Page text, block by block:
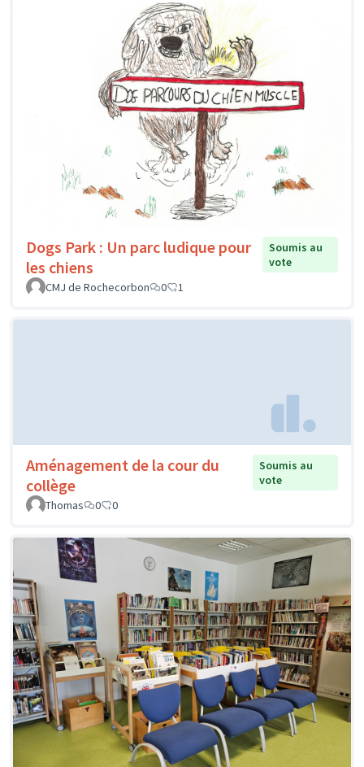
Dogs Park : Un parc ludique pour
les chiens
Soumis au
vote
CMJ de Rochecorbon
0 1
Aménagement de la cour du
collège
Soumis au
vote
Thomas
0 0